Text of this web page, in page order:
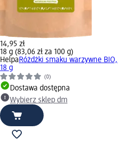
14,95 zł
18 g (83,06 zł za 100 g)
HelpaRóżdżki smaku warzywne BIO,
18 g
(0)
Dostawa dostępna
Wybierz sklep dm